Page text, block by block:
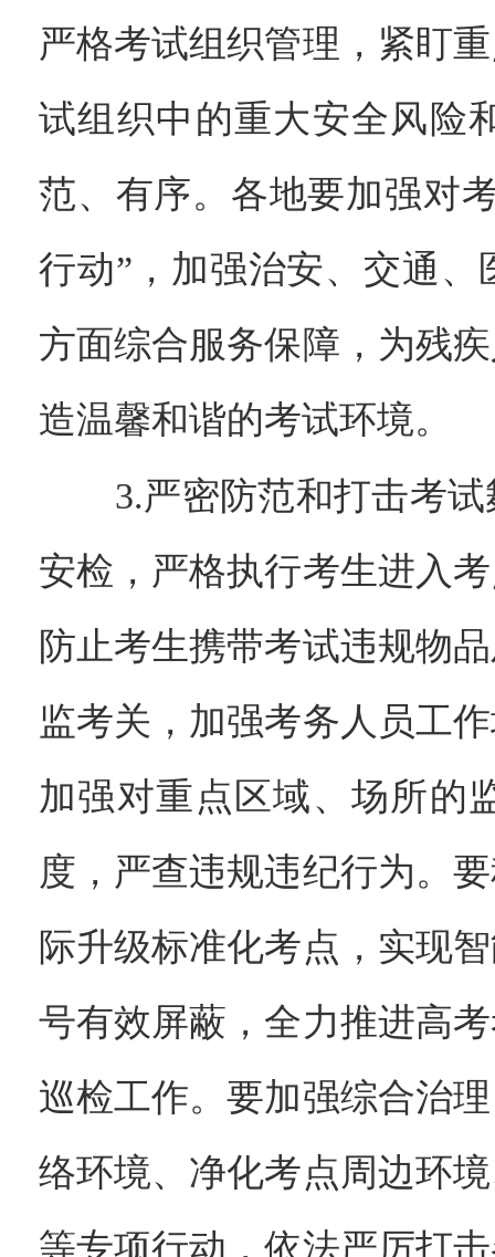
严格考试组织管理，紧盯
试组织中的重大安全风险
范、有序。各地要加强对
行动”，加强治安、交通
方面综合服务保障，为残
造温馨和谐的考试环境。
3.严密防范和打击考试
安检，严格执行考生进入
防止考生携带考试违规物
监考关，加强考务人员工
加强对重点区域、场所的
度，严查违规违纪行为。
际升级标准化考点，实现
号有效屏蔽，全力推进高
巡检工作。要加强综合治
络环境、净化考点周边环
等专项行动，依法严厉打